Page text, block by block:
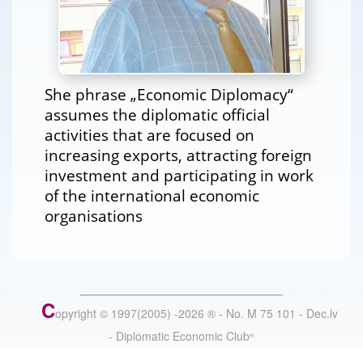
She phrase „Economic Diplomacy“
assumes the diplomatic official
activities that are focused on
increasing exports, attracting foreign
investment and participating in work
of the international economic
organisations
Copyright © 1997(2005) -2026 ® - No. M 75 101 - Dec.lv
- Diplomatic Economic Club®